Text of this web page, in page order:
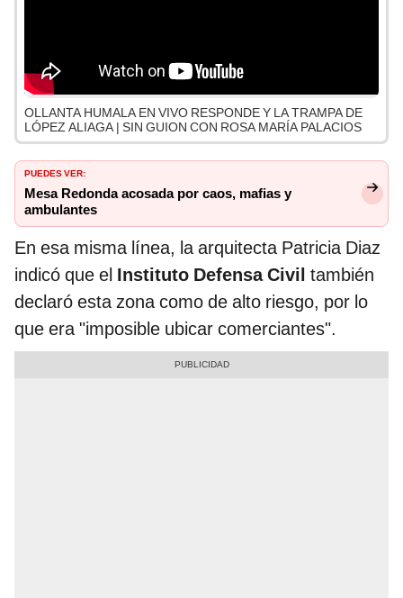
OLLANTA HUMALA EN VIVO RESPONDE Y LA TRAMPA DE
LÓPEZ ALIAGA | SIN GUION CON ROSA MARÍA PALACIOS
PUEDES VER:
Mesa Redonda acosada por caos, mafias y
ambulantes
En esa misma línea, la arquitecta Patricia Diaz
indicó que el Instituto Defensa Civil también
declaró esta zona como de alto riesgo, por lo
que era "imposible ubicar comerciantes".